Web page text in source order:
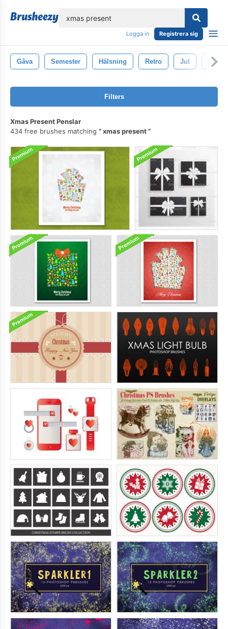
Logga in Registrera sig
Gåva Semester Hälsning Retro Jul
Filters
Xmas Present Penslar
434 free brushes matching
xmas present